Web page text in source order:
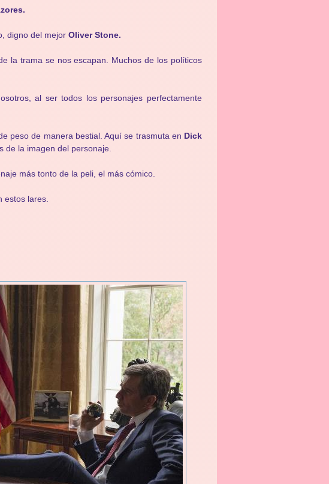
digno del mejor Oliver Stone.
la trama se nos escapan. Muchos de los políticos
al ser todos los personajes perfectamente
peso de manera bestial. Aquí se trasmuta en Dick
de la imagen del personaje.
más tonto de la peli, el más cómico.
estos lares.